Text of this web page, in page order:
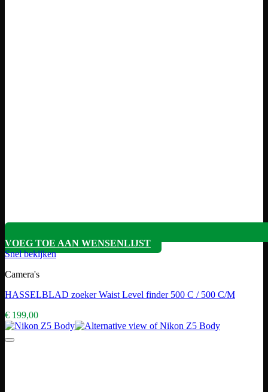
VOEG TOE AAN WENSENLIJST
Snel bekijken
Camera's
HASSELBLAD zoeker Waist Level finder 500 C / 500 C/M
€ 199,00